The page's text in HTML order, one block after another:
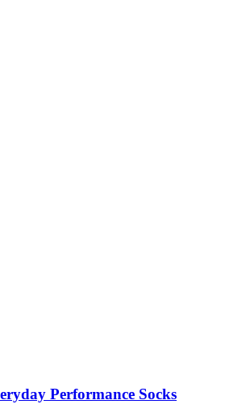
Performance Socks